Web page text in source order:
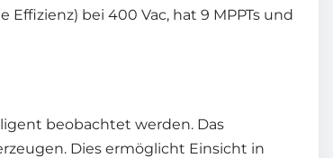
bei 400 Vac, hat 9 MPPTs und
beobachtet werden. Das
Dies ermöglicht Einsicht in